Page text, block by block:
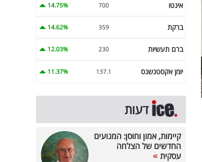
אינטו 700
14.75%
ברקת 359
14.62%
ברם תעשיות 230
12.03%
יומן אקסטנשנס 137.1
11.37%
דעות
קיימות, אמון וחוסן: המנועים
החדשים של הצלחה
עסקית